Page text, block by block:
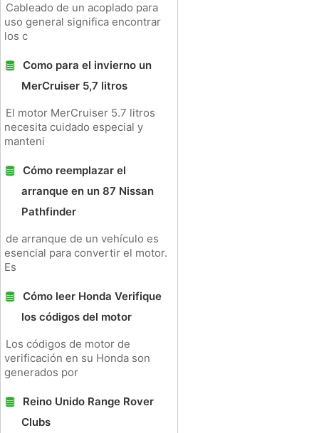
Cableado de un acoplado para
uso general significa encontrar
los c
Como para el invierno un
MerCruiser 5,7 litros
El motor MerCruiser 5.7 litros
necesita cuidado especial y
manteni
Cómo reemplazar el
arranque en un 87 Nissan
Pathfinder
de arranque de un vehículo es
esencial para convertir el motor.
Es
Cómo leer Honda Verifique
los códigos del motor
Los códigos de motor de
verificación en su Honda son
generados por
Reino Unido Range Rover
Clubs